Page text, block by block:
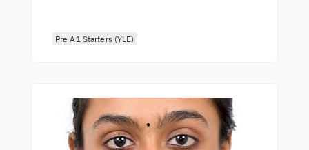
Pre A1 Starters (YLE)